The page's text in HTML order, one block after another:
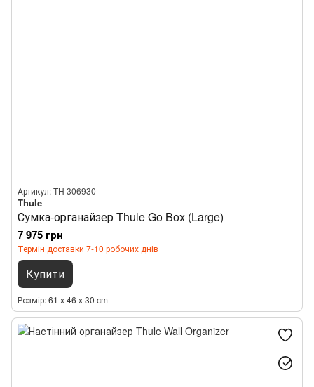
Артикул: TH 306930
Thule
Сумка-органайзер Thule Go Box (Large)
7 975 грн
Термін доставки 7-10 робочих днів
Купити
Розмір 61 x 46 x 30 cm